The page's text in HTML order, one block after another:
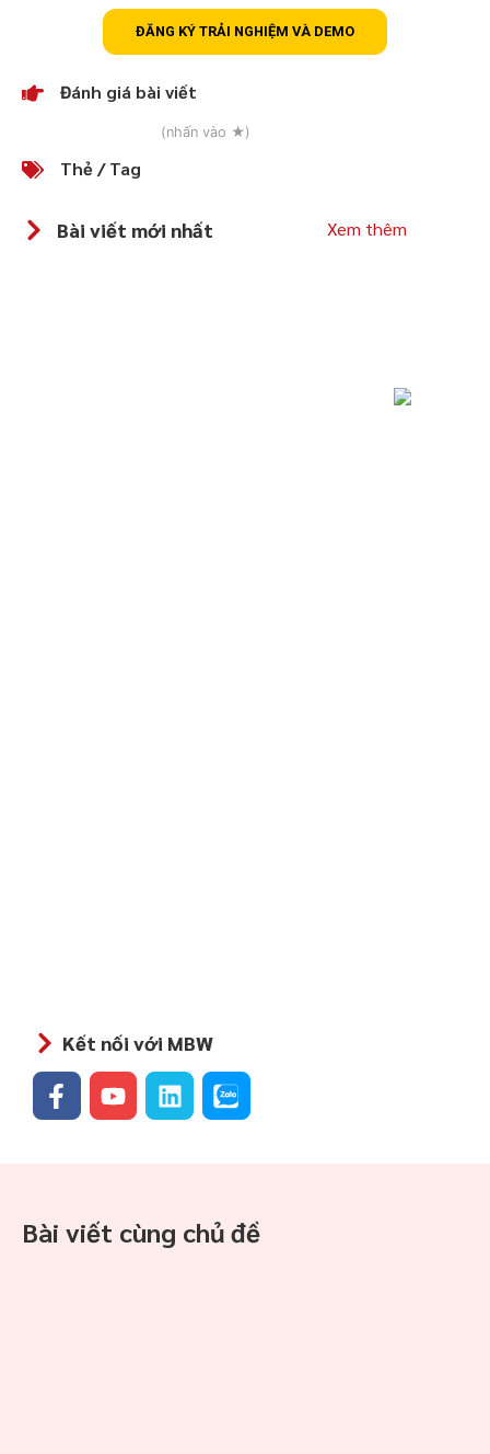
ĐĂNG KÝ TRẢI NGHIỆM VÀ DEMO
Đánh giá bài viết
(nhấn vào ★)
Thẻ / Tag
Bài viết mới nhất Xem thêm
Kết nối với MBW
Bài viết cùng chủ đề